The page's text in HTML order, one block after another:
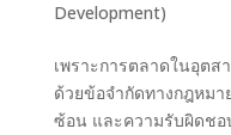
Development)
เพราะการตลาดในอุตส
ด้วยข้อจำกัดทางกฎหม
ซ้อน และความรับผิดชอ